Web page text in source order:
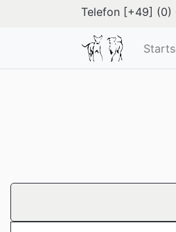
Telefon [+49] (0)